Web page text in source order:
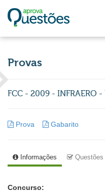
Provas
FCC - 2009 - INFRAERO
Prova Gabarito
Informações Questões
Concurso: